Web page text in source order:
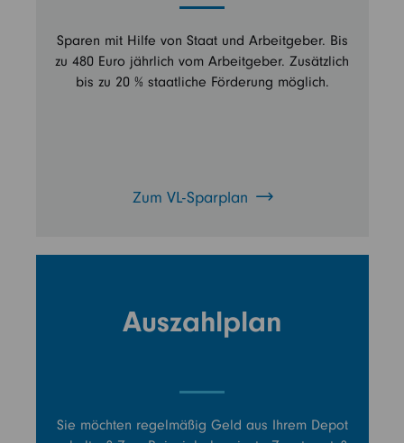
Sparen mit Hilfe von Staat und Arbeitgeber. Bis
zu 480 Euro jährlich vom Arbeitgeber. Zusätzlich
bis zu 20 % staatliche Förderung möglich.
Zum VL-Sparplan
Auszahlplan
Sie möchten regelmäßig Geld aus Ihrem Depot